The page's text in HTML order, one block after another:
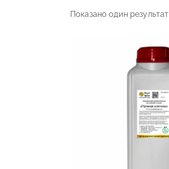
Показано один результат